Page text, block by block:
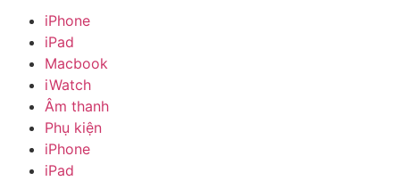
iPhone
iPad
Macbook
iWatch
Âm thanh
Phụ kiện
iPhone
iPad